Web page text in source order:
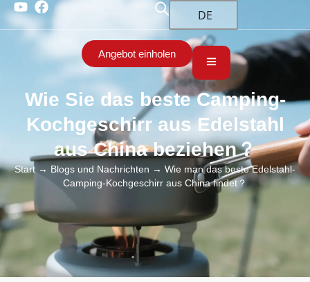
DE
Angebot einholen
Wie Sie das beste Camping-
Kochgeschirr aus Edelstahl
aus China beziehen？
Start → Blogs und Nachrichten → Wie man das beste Edelstahl-
Camping-Kochgeschirr aus China findet？